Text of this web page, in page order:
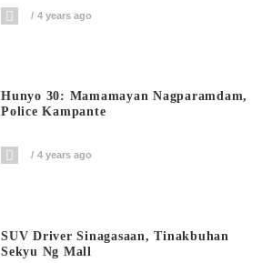
4 years ago
Hunyo 30: Mamamayan Nagparamdam,
Police Kampante
4 years ago
SUV Driver Sinagasaan, Tinakbuhan
Sekyu Ng Mall